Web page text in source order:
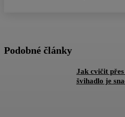
Podobné články
Jak cvičit
švihadlo je